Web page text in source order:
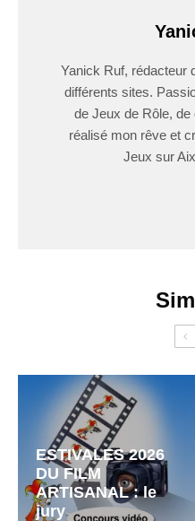
Yanick Ruf, rédacteur
différents sites.
de Jeux de Rôle,
réalisé mon rêve et
Jeux sur
ESTIVALES 2026
DU FILM
ARTISANAL : le
jury